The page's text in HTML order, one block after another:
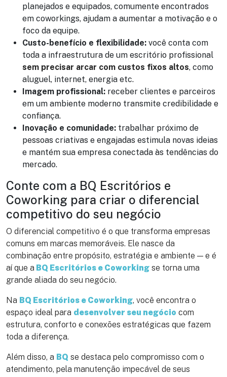
planejados e equipados, comumente encontrados
em coworkings, ajudam a aumentar a motivação e o
foco da equipe.
Custo-benefício e flexibilidade: você conta com
toda a infraestrutura de um escritório profissional
sem precisar arcar com custos fixos altos, como
aluguel, internet, energia etc.
Imagem profissional: receber clientes e parceiros
em um ambiente moderno transmite credibilidade e
confiança.
Inovação e comunidade: trabalhar próximo de
pessoas criativas e engajadas estimula novas ideias
e mantém sua empresa conectada às tendências do
mercado.
Conte com a BQ Escritórios e
Coworking para criar o diferencial
competitivo do seu negócio
O diferencial competitivo é o que transforma empresas
comuns em marcas memoráveis. Ele nasce da
combinação entre propósito, estratégia e ambiente — e é
aí que a BQ Escritórios e Coworking se torna uma
grande aliada do seu negócio.
Na BQ Escritórios e Coworking, você encontra o
espaço ideal para desenvolver seu negócio com
estrutura, conforto e conexões estratégicas que fazem
toda a diferença.
Além disso, a BQ se destaca pelo compromisso com o
atendimento, pela manutenção impecável de seus